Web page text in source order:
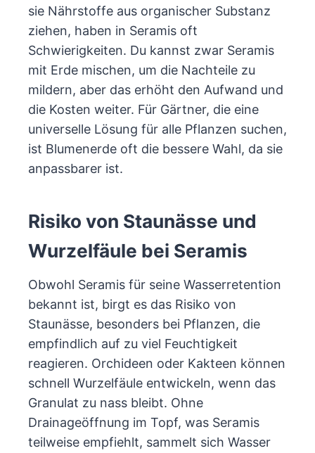
sie Nährstoffe aus organischer Substanz
ziehen, haben in Seramis oft
Schwierigkeiten. Du kannst zwar Seramis
mit Erde mischen, um die Nachteile zu
mildern, aber das erhöht den Aufwand und
die Kosten weiter. Für Gärtner, die eine
universelle Lösung für alle Pflanzen suchen,
ist Blumenerde oft die bessere Wahl, da sie
anpassbarer ist.
Risiko von Staunässe und
Wurzelfäule bei Seramis
Obwohl Seramis für seine Wasserretention
bekannt ist, birgt es das Risiko von
Staunässe, besonders bei Pflanzen, die
empfindlich auf zu viel Feuchtigkeit
reagieren. Orchideen oder Kakteen können
schnell Wurzelfäule entwickeln, wenn das
Granulat zu nass bleibt. Ohne
Drainageöffnung im Topf, was Seramis
teilweise empfiehlt, sammelt sich Wasser